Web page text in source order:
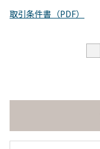
取引条件書（PDF）